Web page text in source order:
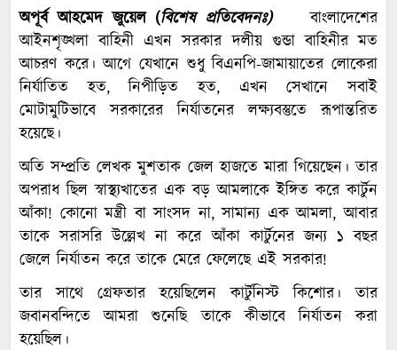
অপূর্ব আহমেদ জুয়েল (বিশেষ প্রতিবেদনঃ)
বাংলাদেশের
আইনশৃঙ্খলা বাহিনী এখন সরকার দলীয় গুন্ডা বাহিনীর মত
আচরণ করে। আগে যেখানে শুধু বিএনপি-জামায়াতের লোকেরা
নির্যাতিত হত, নিপীড়িত হত, এখন সেখানে সবাই
মোটামুটিভাবে সরকারের নির্যাতনের লক্ষ্যবস্তুতে রূপান্তরিত
হয়েছে।
অতি সম্প্রতি লেখক মুশতাক জেল হাজতে মারা গিয়েছেন। তার
অপরাধ ছিল স্বাস্থ্যখাতের এক বড় আমলাকে ইঙ্গিত করে কার্টুন
আঁকা! কোনো মন্ত্রী বা সাংসদ না, সামান্য এক আমলা, আবার
তাকে সরাসরি উল্লেখ না করে আঁকা কার্টুনের জন্য ১ বছর
জেলে নির্যাতন করে তাকে মেরে ফেলেছে এই সরকার!
তার সাথে গ্রেফতার হয়েছিলেন কার্টুনিস্ট কিশোর। তার
জবানবন্দিতে আমরা শুনেছি তাকে কীভাবে নির্যাতন করা
হয়েছিল।